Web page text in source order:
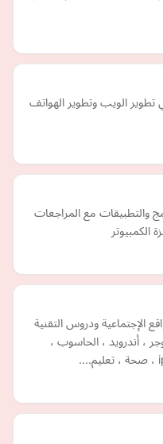
الويب وتطوير الهواتف
والتطبيقات مع المراجعات
الكمبيوتر
الإجتماعية ودروس التقنية
، أندرويد ، الحاسوب ،